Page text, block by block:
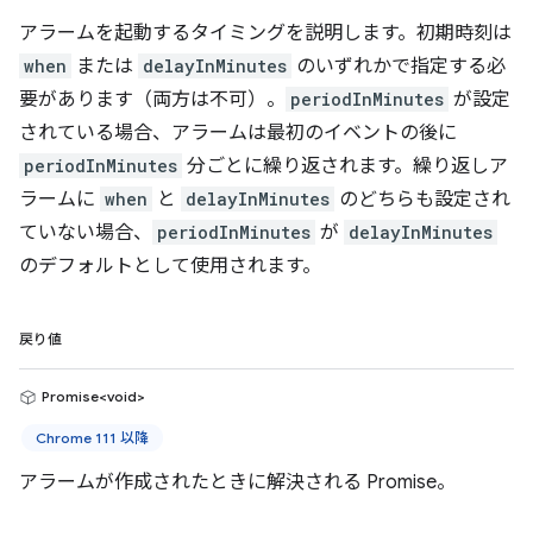
アラームを起動するタイミングを説明します。初期時刻は
when または delayInMinutes のいずれかで指定する必
要があります（両方は不可）。
periodInMinutes が設定
されている場合、アラームは最初のイベントの後に
periodInMinutes 分ごとに繰り返されます。繰り返しア
ラームに when と delayInMinutes のどちらも設定され
ていない場合、
periodInMinutes が delayInMinutes
のデフォルトとして使用されます。
戻り値
Promise<void>
Chrome 111 以降
アラームが作成されたときに解決される Promise。